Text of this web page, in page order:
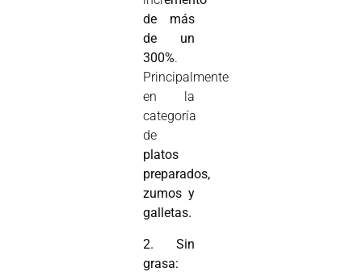
de más
de un
300%.
Principalmente
en la
categoría
de
platos
preparados,
zumos y
galletas.
2. Sin
grasa: